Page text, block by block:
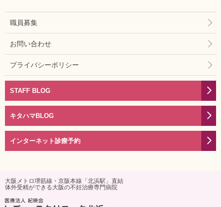
職員募集
お問い合わせ
プライバシーポリシー
STAFF BLOG
キタハマBLOG
インターネット診療予約
大阪メトロ堺筋線・京阪本線「北浜駅」直結
体外受精ができる大阪の不妊治療専門病院